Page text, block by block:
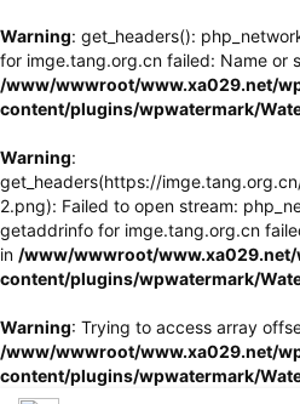
Warning: get_headers():
for imge.tang.org.cn failed: Name or
/www/wwwroot/www.xa029.net/
content/plugins/wpwatermark/
Warning:
get_headers(https://
2.png): Failed to open stream:
getaddrinfo for imge.tang.org.cn
in /www/wwwroot/
content/plugins/wpwatermark/
Warning: Trying to access array
/www/wwwroot/www.xa029.net/
content/plugins/wpwatermark/